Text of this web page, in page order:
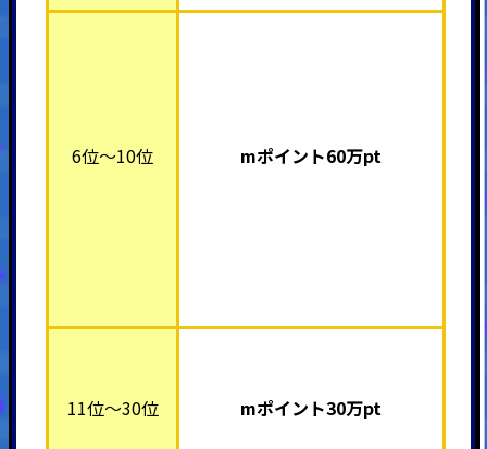
6位～10位 mポイント60万pt
11位～30位 mポイント30万pt